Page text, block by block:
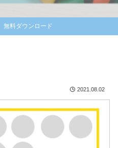
料ダウンロード
2021.08.02